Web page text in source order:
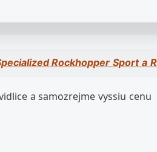
Rockhopper Sport a
a samozrejme vyssiu cenu